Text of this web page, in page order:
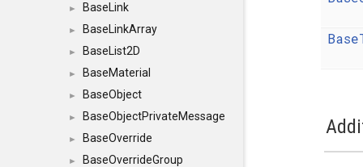
► BaseLink
► BaseLinkArray
► BaseList2D
► BaseMaterial
► BaseObject
► BaseObjectPrivateMessage
► BaseOverride
► BaseOverrideGroup